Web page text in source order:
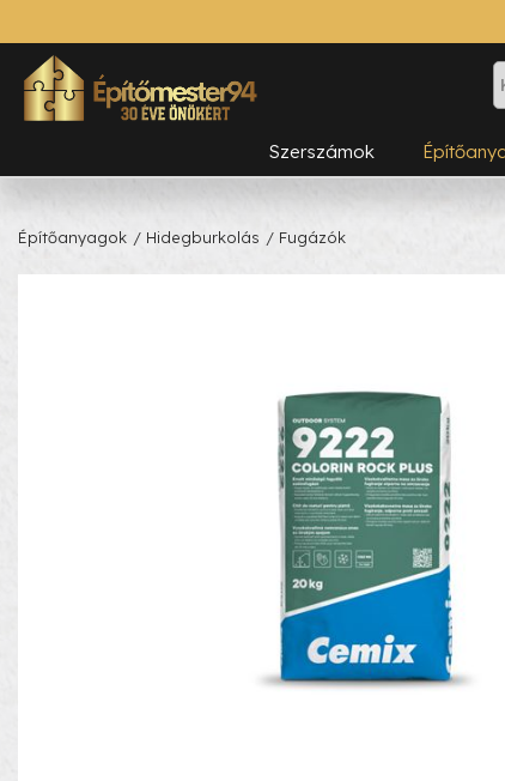
Szerszámok
Építőanyagok / Hidegburkolás / Fugázók